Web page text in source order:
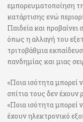
εμπορευματοποίηση
κατάρτισης ενώ
Παιδεία και
όπως η αλλαγή του
τριτοβάθμια
πανδημίας και μιας
«Ποια ισότητα μπορεί
σπίτια τους δεν έχουν
«Ποια ισότητα μπορεί
έχουν ηλεκτρονικό